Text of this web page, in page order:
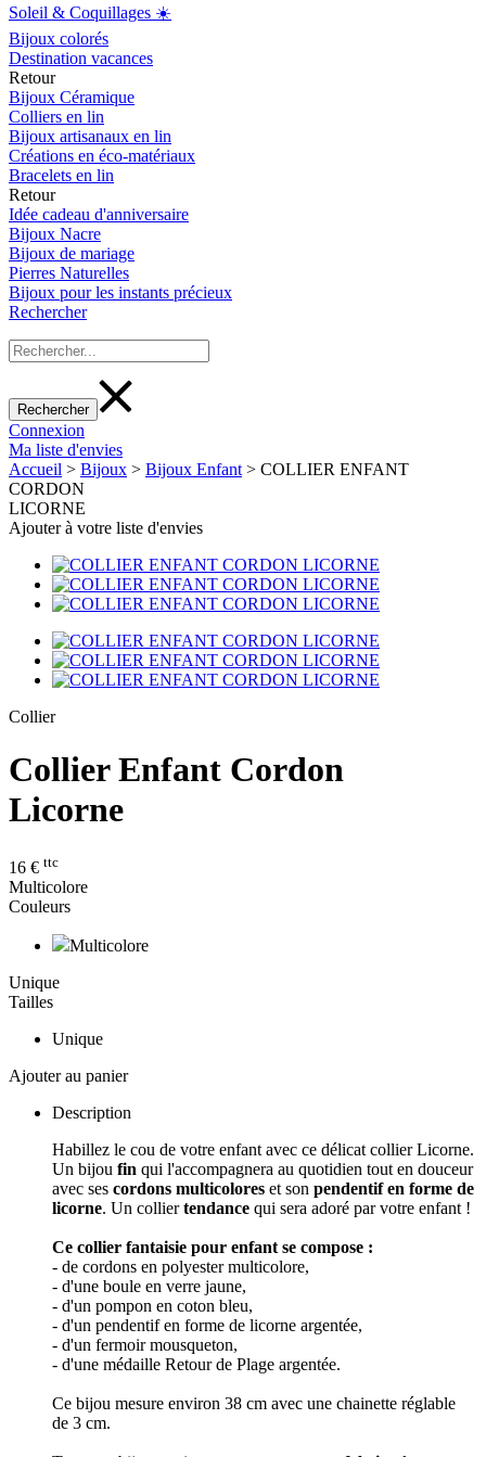
Soleil & Coquillages ☀️
Bijoux colorés
Destination vacances
Retour
Bijoux Céramique
Colliers en lin
Bijoux artisanaux en lin
Créations en éco-matériaux
Bracelets en lin
Retour
Idée cadeau d'anniversaire
Bijoux Nacre
Bijoux de mariage
Pierres Naturelles
Bijoux pour les instants précieux
Rechercher
Connexion
Ma liste d'envies
Accueil > Bijoux > Bijoux Enfant > COLLIER ENFANT
CORDON
LICORNE
Ajouter à votre liste d'envies
Collier
Collier Enfant Cordon
Licorne
16 € ttc
Multicolore
Couleurs
Multicolore
Unique
Tailles
Unique
Ajouter au panier
Description
Habillez le cou de votre enfant avec ce délicat collier Licorne.
Un bijou fin qui l'accompagnera au quotidien tout en douceur
avec ses cordons multicolores et son pendentif en forme de
licorne. Un colliertendance qui sera adoré par votre enfant !
Ce collier fantaisie pour enfant se compose :
- de cordons en polyester multicolore,
- d'une boule en verre jaune,
- d'un pompon en coton bleu,
- d'un pendentif en forme de licorne argentée,
- d'un fermoir mousqueton,
- d'une médaille Retour de Plage argentée.
Ce bijou mesure environ 38 cm avec une chainette réglable
de 3 cm.